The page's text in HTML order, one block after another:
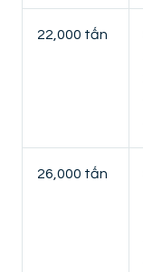
22,000 tấn
26,000 tấn